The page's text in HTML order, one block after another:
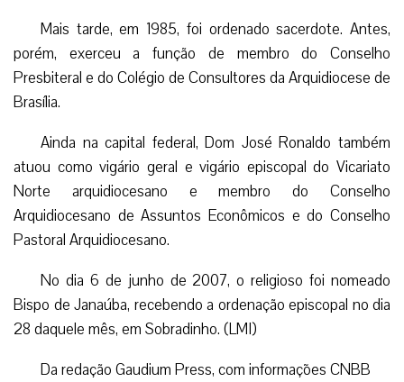
Mais tarde, em 1985, foi ordenado sacerdote. Antes,
porém, exerceu a função de membro do Conselho
Presbiteral e do Colégio de Consultores da Arquidiocese de
Brasília.
Ainda na capital federal, Dom José Ronaldo também
atuou como vigário geral e vigário episcopal do Vicariato
Norte arquidiocesano e membro do Conselho
Arquidiocesano de Assuntos Econômicos e do Conselho
Pastoral Arquidiocesano.
No dia 6 de junho de 2007, o religioso foi nomeado
Bispo de Janaúba, recebendo a ordenação episcopal no dia
28 daquele mês, em Sobradinho. (LMI)
Da redação Gaudium Press, com informações CNBB